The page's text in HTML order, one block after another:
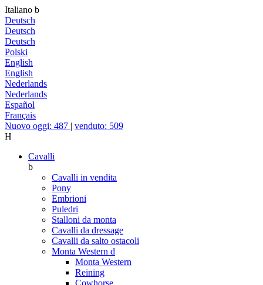
Italiano b
Deutsch
Deutsch
Deutsch
Polski
English
English
Nederlands
Nederlands
Español
Français
Nuovo oggi: 487 | venduto: 509
H
Cavalli
b
Cavalli in vendita
Pony
Embrioni
Puledri
Stalloni da monta
Cavalli da dressage
Cavalli da salto ostacoli
Monta Western d
Monta Western
Reining
Cowhorse